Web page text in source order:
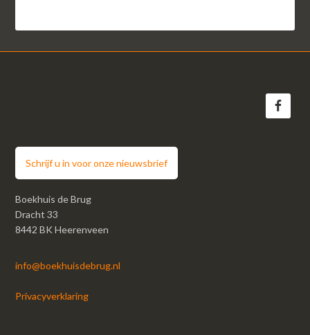
Schrijf u in voor onze nieuwsbrief
Boekhuis de Brug
Dracht 33
8442 BK Heerenveen
info@boekhuisdebrug.nl
Privacyverklaring